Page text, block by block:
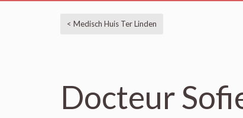
< Medisch Huis Ter Linden
Docteur